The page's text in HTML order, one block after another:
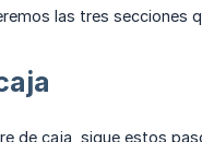
las tres secciones
de caja, sigue estos